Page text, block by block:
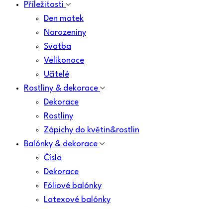
Příležitosti
Den matek
Narozeniny
Svatba
Velikonoce
Učitelé
Rostliny & dekorace
Dekorace
Rostliny
Zápichy do květin&rostlin
Balónky & dekorace
Čísla
Dekorace
Fóliové balónky
Latexové balónky